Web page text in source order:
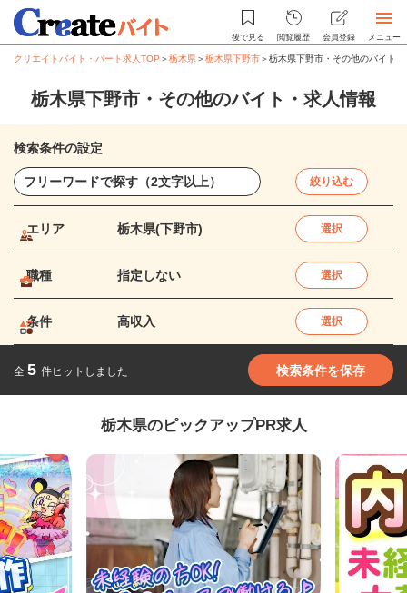
後で見る 閲覧履歴 会員登録 メニュー
クリエイトバイト・パート求人TOP ＞栃木県＞栃木県下野市＞栃木県下野市・その他のバイト
栃木県下野市・その他のバイト・求人情報
検索条件の設定
絞り込む
エリア 栃木県(下野市) 選択
職種 指定しない 選択
条件 高収入 選択
全 5 件ヒットしました 検索条件を保存
栃木県のピックアップPR求人